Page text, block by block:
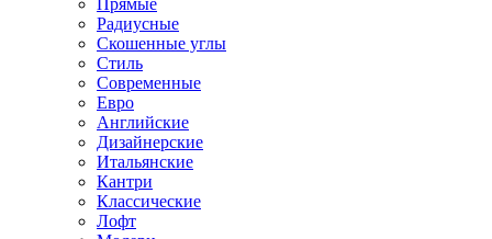
Прямые
Радиусные
Скошенные углы
Стиль
Современные
Евро
Английские
Дизайнерские
Итальянские
Кантри
Классические
Лофт